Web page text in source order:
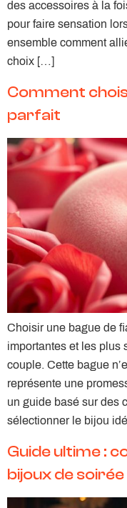
des accessoires à la
pour faire sensation
ensemble comment
choix […]
Comment
parfait
Choisir une bague de
importantes et les plus
couple. Cette bague
représente une
un guide basé sur des
sélectionner le bijou
Guide ultime :
bijoux de soirée